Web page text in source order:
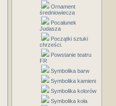
Ornament
średniowiecza
Pocałunek
Judasza
Początki sztuki
chrześci.
Powstanie teatru
FR
Symbolika barw
Symbolika kamieni
Symbolika kolorów
Symbolika koła